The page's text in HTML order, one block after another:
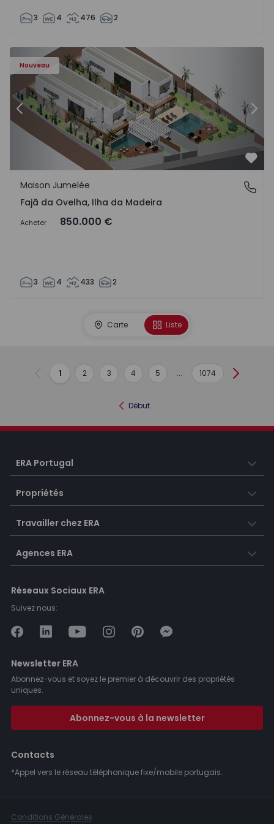
3 4 476 2
Nouveau
1574794 - 6
Maison Jumelée T3 Calheta (Madeira), Fajã da Ovelha -
Précédent
Fajã da Ovelha, Ilha da Madeira
Maison Jumelée
Fajã da Ovelha, Ilha da Madeira
Acheter 850.000 €
3 4 433 2
Carte Liste
Précédent
1 2 3 4 5 ... 1074 Suivant
Début
ERA Portugal
Propriétés
Travailler chez ERA
Agences ERA
Réseaux Sociaux ERA
Suivez nous:
Newsletter ERA
Abonnez-vous et soyez le premier à découvrir des propriétés
uniques.
Abonnez-vous à la newsletter
Contacts
*Appel vers le réseau téléphonique fixe/mobile portugais.
Conditions Générales